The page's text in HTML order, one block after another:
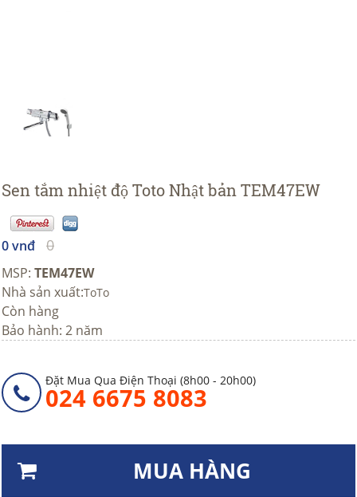
Sen tắm nhiệt độ Toto Nhật bản TEM47EW
0 vnđ 0
MSP: TEM47EW
Nhà sản xuất:ToTo
Còn hàng
Bảo hành: 2 năm
Đặt Mua Qua Điện Thoại (8h00 - 20h00)
024 6675 8083
MUA HÀNG